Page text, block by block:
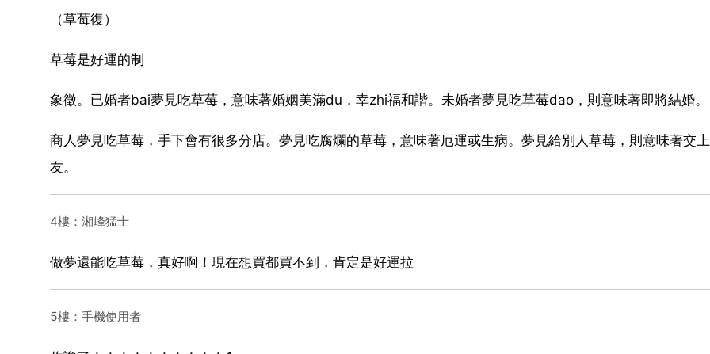
（草莓復）
草莓是好運的制
象徵。已婚者bai夢見吃草莓，意味著婚姻美滿du，幸zhi福和諧。未婚者夢見吃草莓dao，則意味著即將結婚。
商人夢見吃草莓，手下會有很多分店。夢見吃腐爛的草莓，意味著厄運或生病。夢見給別人草莓，則意味著交
友。
4樓：湘峰猛士
做夢還能吃草莓，真好啊！現在想買都買不到，肯定是好運拉
5樓：手機使用者